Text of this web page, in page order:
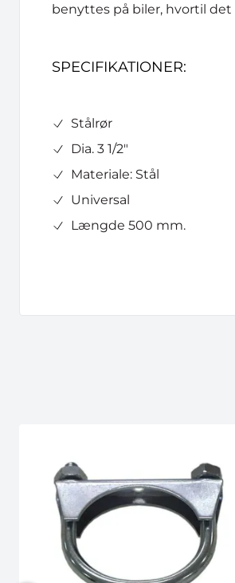
benyttes på biler, hvortil
SPECIFIKATIONER:
Stålrør
Dia. 3 1/2"
Materiale: Stål
Universal
Længde 500 mm.